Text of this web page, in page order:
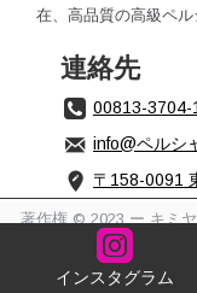
在、高品質の高級ペル
連絡先
00813-3704-
info@ペルシ
〒158-0091
著作権 © 2023 ー キミ
インスタグラム